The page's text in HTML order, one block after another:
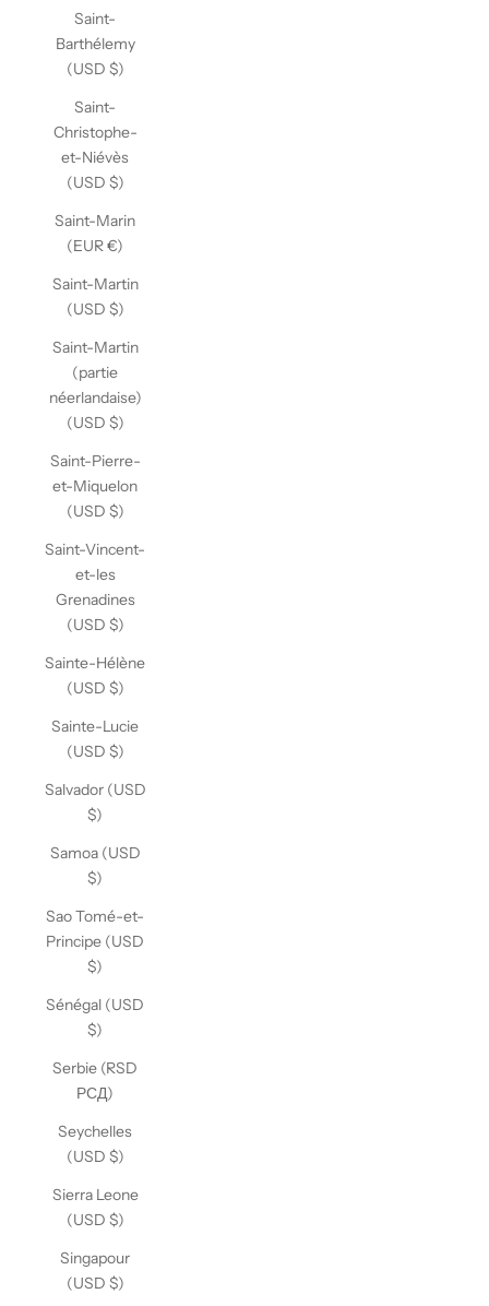
Saint-
Barthélemy
(USD $)
Saint-
Christophe-
et-Niévès
(USD $)
Saint-Marin
(EUR €)
Saint-Martin
(USD $)
Saint-Martin
(partie
néerlandaise)
(USD $)
Saint-Pierre-
et-Miquelon
(USD $)
Saint-Vincent-
et-les
Grenadines
(USD $)
Sainte-Hélène
(USD $)
Sainte-Lucie
(USD $)
Salvador (USD
$)
Samoa (USD
$)
Sao Tomé-et-
Principe (USD
$)
Sénégal (USD
$)
Serbie (RSD
РСД)
Seychelles
(USD $)
Sierra Leone
(USD $)
Singapour
(USD $)